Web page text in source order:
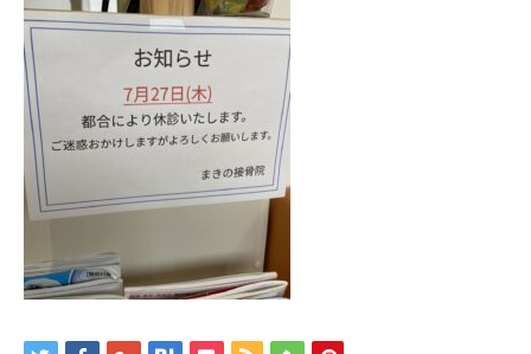
ブログ